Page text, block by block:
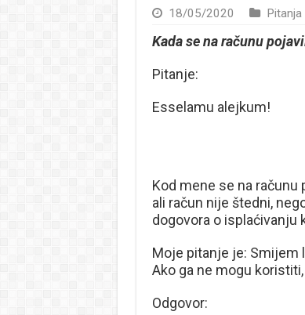
18/05/2020
Kada se na računu
Pitanje:
Esselamu alejkum!
Kod mene se na računu
ali račun nije štedni,
dogovora o isplaćivanju
Moje pitanje je: Smijem
Ako ga ne mogu
Odgovor: